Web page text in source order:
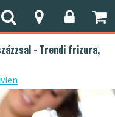
- Trendi frizura,